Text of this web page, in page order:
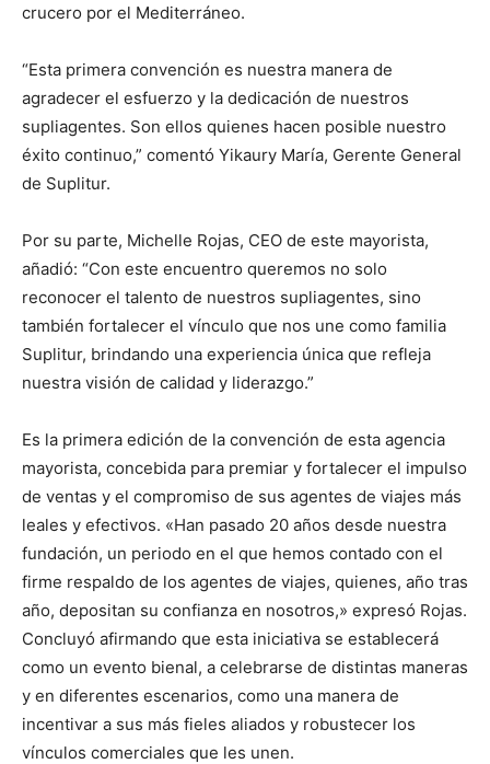
crucero por el Mediterráneo.
“Esta primera convención es nuestra manera de
agradecer el esfuerzo y la dedicación de nuestros
supliagentes. Son ellos quienes hacen posible nuestro
éxito continuo,” comentó Yikaury María, Gerente General
de Suplitur.
Por su parte, Michelle Rojas, CEO de este mayorista,
añadió: “Con este encuentro queremos no solo
reconocer el talento de nuestros supliagentes, sino
también fortalecer el vínculo que nos une como familia
Suplitur, brindando una experiencia única que refleja
nuestra visión de calidad y liderazgo.”
Es la primera edición de la convención de esta agencia
mayorista, concebida para premiar y fortalecer el impulso
de ventas y el compromiso de sus agentes de viajes más
leales y efectivos. «Han pasado 20 años desde nuestra
fundación, un periodo en el que hemos contado con el
firme respaldo de los agentes de viajes, quienes, año tras
año, depositan su confianza en nosotros,» expresó Rojas.
Concluyó afirmando que esta iniciativa se establecerá
como un evento bienal, a celebrarse de distintas maneras
y en diferentes escenarios, como una manera de
incentivar a sus más fieles aliados y robustecer los
vínculos comerciales que les unen.